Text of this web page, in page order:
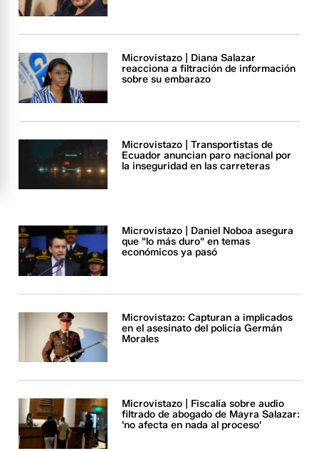
Microvistazo | Diana Salazar
reacciona a filtración de información
sobre su embarazo
Microvistazo | Transportistas de
Ecuador anuncian paro nacional por
la inseguridad en las carreteras
Microvistazo | Daniel Noboa asegura
que "lo más duro" en temas
económicos ya pasó
Microvistazo: Capturan a implicados
en el asesinato del policía Germán
Morales
Microvistazo | Fiscalía sobre audio
filtrado de abogado de Mayra Salazar:
'no afecta en nada al proceso'